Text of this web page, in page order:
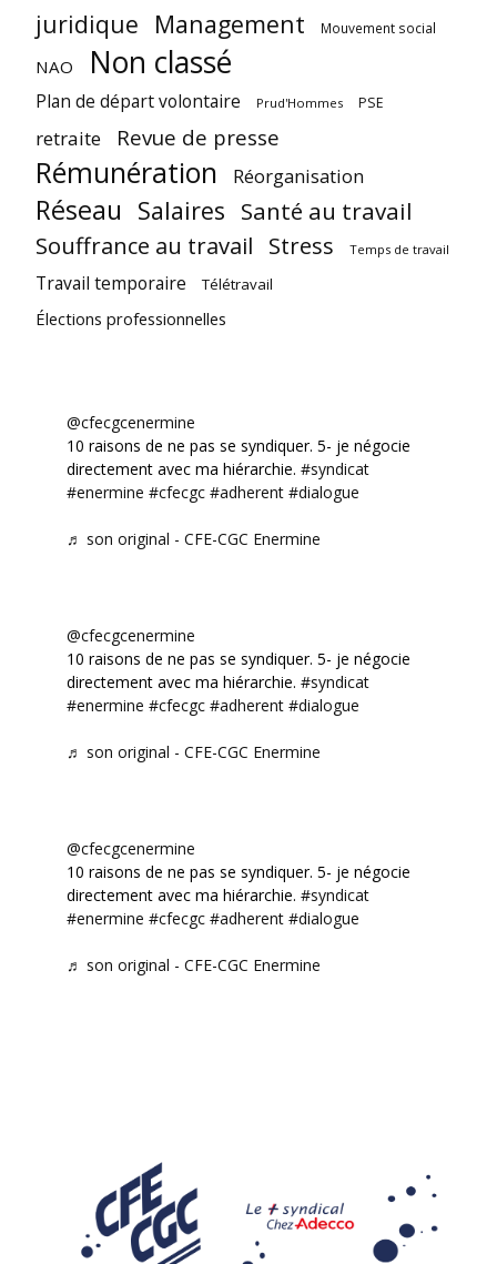
juridique Management Mouvement social
NAO Non classé
Plan de départ volontaire Prud'Hommes PSE
retraite Revue de presse
Rémunération Réorganisation
Réseau Salaires Santé au travail
Souffrance au travail Stress Temps de travail
Travail temporaire Télétravail
Élections professionnelles
@cfecgcenermine
10 raisons de ne pas se syndiquer. 5- je négocie
directement avec ma hiérarchie. #syndicat
#enermine #cfecgc #adherent #dialogue
♬ son original - CFE-CGC Enermine
@cfecgcenermine
10 raisons de ne pas se syndiquer. 5- je négocie
directement avec ma hiérarchie. #syndicat
#enermine #cfecgc #adherent #dialogue
♬ son original - CFE-CGC Enermine
@cfecgcenermine
10 raisons de ne pas se syndiquer. 5- je négocie
directement avec ma hiérarchie. #syndicat
#enermine #cfecgc #adherent #dialogue
♬ son original - CFE-CGC Enermine